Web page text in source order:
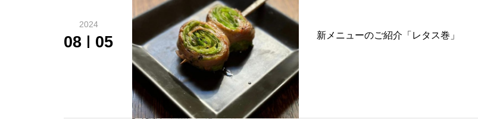
2024
08 05 新メニューのご紹介「レタス巻」